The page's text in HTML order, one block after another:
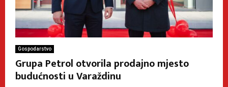
Gospodarstvo
Grupa Petrol otvorila prodajno mjesto
budućnosti u Varaždinu